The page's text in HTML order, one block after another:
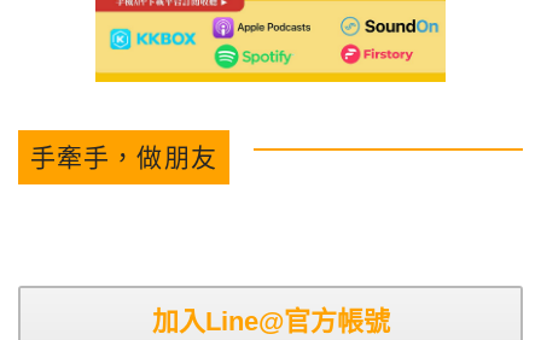
手牽手，做朋友
加入Line@官方帳號